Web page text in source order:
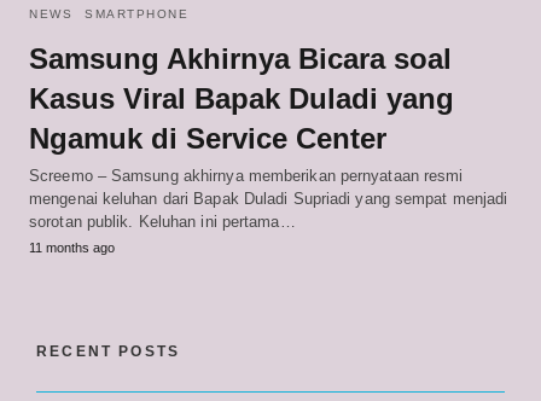
NEWS SMARTPHONE
Samsung Akhirnya Bicara soal
Kasus Viral Bapak Duladi yang
Ngamuk di Service Center
Screemo – Samsung akhirnya memberikan pernyataan resmi
mengenai keluhan dari Bapak Duladi Supriadi yang sempat menjadi
sorotan publik. Keluhan ini pertama…
11 months ago
RECENT POSTS